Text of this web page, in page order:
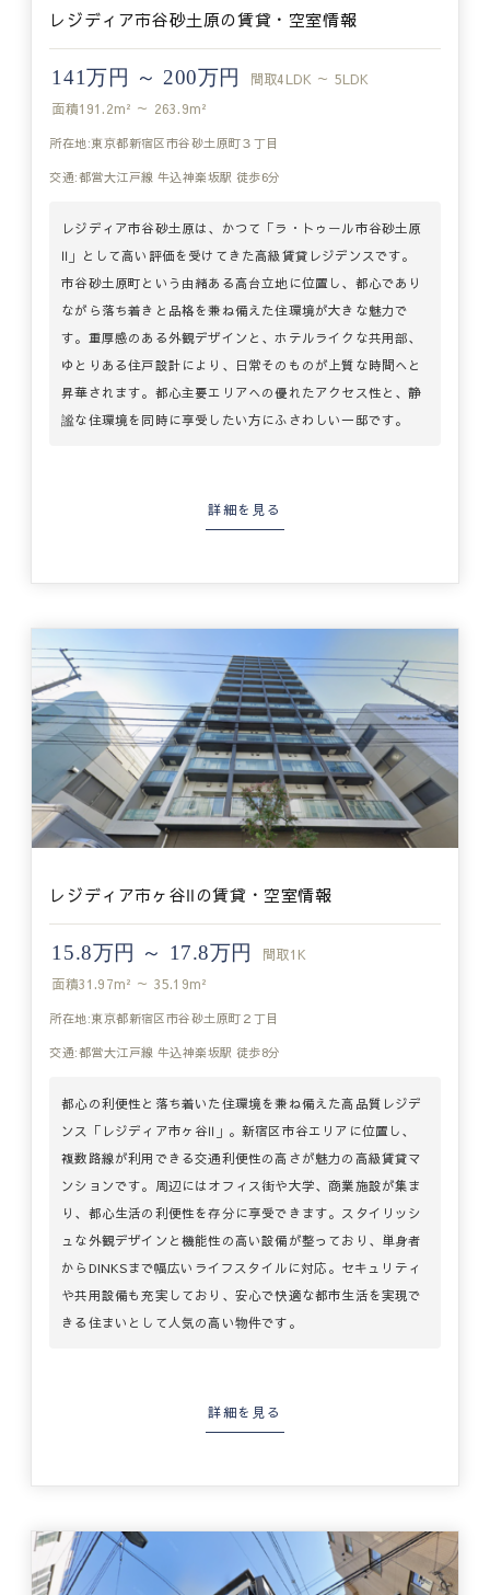
レジディア市谷砂土原の賃貸・空室情報
141万円 ～ 200万円 間取4LDK ～ 5LDK
面積191.2m² ～ 263.9m²
所在地:東京都新宿区市谷砂土原町３丁目
交通:都営大江戸線 牛込神楽坂駅 徒歩6分
レジディア市谷砂土原は、かつて「ラ・トゥール市谷砂土原
Ⅱ」として高い評価を受けてきた高級賃貸レジデンスです。
市谷砂土原町という由緒ある高台立地に位置し、都心であり
ながら落ち着きと品格を兼ね備えた住環境が大きな魅力で
す。重厚感のある外観デザインと、ホテルライクな共用部、
ゆとりある住戸設計により、日常そのものが上質な時間へと
昇華されます。都心主要エリアへの優れたアクセス性と、静
謐な住環境を同時に享受したい方にふさわしい一邸です。
詳細を見る
レジディア市ヶ谷Ⅱの賃貸・空室情報
15.8万円 ～ 17.8万円 間取1K
面積31.97m² ～ 35.19m²
所在地:東京都新宿区市谷砂土原町２丁目
交通:都営大江戸線 牛込神楽坂駅 徒歩8分
都心の利便性と落ち着いた住環境を兼ね備えた高品質レジデ
ンス「レジディア市ヶ谷Ⅱ」。新宿区市谷エリアに位置し、
複数路線が利用できる交通利便性の高さが魅力の高級賃貸マ
ンションです。周辺にはオフィス街や大学、商業施設が集ま
り、都心生活の利便性を存分に享受できます。スタイリッシ
ュな外観デザインと機能性の高い設備が整っており、単身者
からDINKSまで幅広いライフスタイルに対応。セキュリティ
や共用設備も充実しており、安心で快適な都市生活を実現で
きる住まいとして人気の高い物件です。
詳細を見る